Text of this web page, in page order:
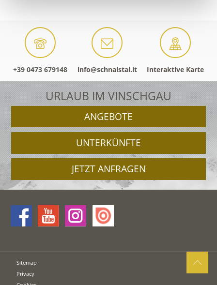
+39 0473 679148 info@schnalstal.it Interaktive Karte
URLAUB IM VINSCHGAU
ANGEBOTE
UNTERKÜNFTE
JETZT ANFRAGEN
Sitemap
Privacy